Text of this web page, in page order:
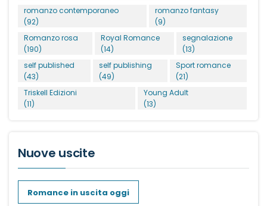
romanzo contemporaneo
(92)
romanzo fantasy
(9)
Romanzo rosa
(190)
Royal Romance
(14)
segnalazione
(13)
self published
(43)
self publishing
(49)
Sport romance
(21)
Triskell Edizioni
(11)
Young Adult
(13)
Nuove uscite
Romance in uscita oggi